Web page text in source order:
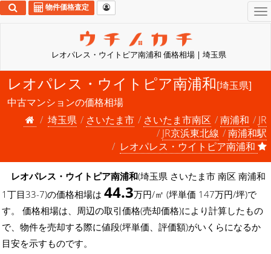
レオパレス・ウイトピア南浦和 価格相場 | 埼玉県
物件価格査定
レオパレス・ウイトピア南浦和[埼玉県]
中古マンションの価格相場
埼玉県
さいたま市 さいたま市南区 南浦和
JR
JR京浜東北線
南浦和駅
レオパレス・ウイトピア南浦和
レオパレス・ウイトピア南浦和(埼玉県 さいたま市 南区 南浦和
1丁目33-7)の価格相場は 44.3万円/㎡ (坪単価 147万円/坪)で
す。 価格相場は、周辺の取引価格(売却価格)により計算したもの
で、物件を売却する際に値段(坪単価、評価額)がいくらになるか
目安を示すものです。